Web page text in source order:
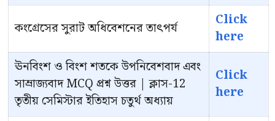
কংগ্রেসের সুরাট অধিবেশনের তাৎপর্য
Click
here
ঊনবিংশ ও বিংশ শতকে উপনিবেশবাদ এবং
সাম্রাজ্যবাদ MCQ প্রশ্ন উত্তর | ক্লাস-12
তৃতীয় সেমিস্টার ইতিহাস চতুর্থ অধ্যায়
Click
here